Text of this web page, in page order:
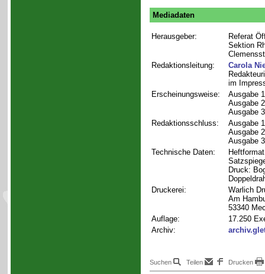
Mediadaten
Herausgeber:
Referat
Sektion
Redaktionsleitung:
Carola
im
Erscheinungsweise:
Ausgabe
Ausgabe
Ausgabe
Redaktionsschluss:
Ausgabe
Ausgabe
Ausgabe
Technische Daten:
Druck:
Druckerei:
Warlich
Am
53340
Auflage:
17.250
Archiv:
Suchen Teilen Drucken